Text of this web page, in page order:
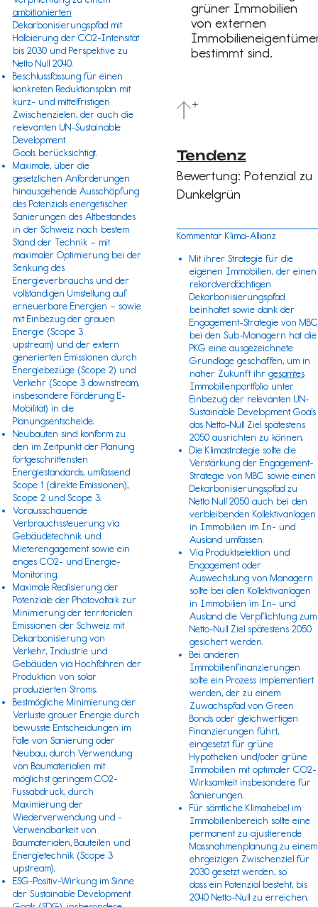
ambitionierten
Dekarbonisierungspfad mit
Halbierung der CO2-Intensität
bis 2030 und Perspektive zu
Netto Null 2040.
Beschlussfassung für einen
konkreten Reduktionsplan mit
kurz- und mittelfristigen
Zwischenzielen, der auch die
relevanten UN-Sustainable
Development
Goalsberücksichtigt.
Maximale, über die
gesetzlichen Anforderungen
hinausgehende Ausschöpfung
des Potenzials energetischer
Sanierungen des Altbestandes
in der Schweiz nach bestem
Stand der Technik – mit
maximaler Optimierung bei der
Senkung des
Energieverbrauchs und der
vollständigen Umstellung auf
erneuerbare Energien – sowie
mit Einbezug der grauen
Energie (Scope 3
upstream) und der extern
generierten Emissionen durch
Energiebezüge (Scope 2) und
Verkehr (Scope 3downstream,
insbesondere Förderung E-
Mobilität) in die
Planungsentscheide.
Neubauten sind konform zu
den im Zeitpunkt der Planung
fortgeschrittensten
Energiestandards, umfassend
Scope 1 (direkte Emissionen),
Scope 2 und Scope 3.
Vorausschauende
Verbrauchssteuerung via
Gebäudetechnik und
Mieterengagement sowie ein
enges CO2- und Energie-
Monitoring.
Maximale Realisierung der
Potenziale der Photovoltaik zur
Minimierung der territorialen
Emissionen der Schweiz mit
Dekarbonisierung von
Verkehr, Industrie und
Gebäuden via Hochfahren der
Produktion von solar
produzierten Stroms.
Bestmögliche Minimierung der
Verluste grauer Energie durch
bewusste Entscheidungen im
Falle von Sanierung oder
Neubau, durch Verwendung
von Baumaterialien mit
möglichst geringem CO2-
Fussabdruck, durch
Maximierung der
Wiederverwendung und -
Verwendbarkeit von
Baumaterialen, Bauteilen und
Energietechnik (Scope 3
upstream).
ESG-Positiv-Wirkung im Sinne
der Sustainable Development
grüner Immobilien
von externen
bestimmt sind.
Tendenz
Bewertung: Potenzial zu
Dunkelgrün
Kommentar Klima-Allianz
Mit ihrer Strategie für die
eigenen Immobilien, der einen
rekordverdächtigen
Dekarbonisierungspfad
beinhaltet sowie dank der
Engagement-Strategie von MBC
bei den Sub-Managern hat die
PKG eine ausgezeichnete
Grundlage geschaffen, um in
naher Zukunft ihr gesamtes
Immobilienportfolio unter
Einbezug der relevanten UN-
Sustainable Development Goals
das Netto-Null Ziel spätestens
2050 ausrichten zu können.
Die Klimastrategie sollte die
Verstärkung der Engagement-
Strategie von MBC sowie einen
Dekarbonisierungspfad zu
Netto Null 2050 auch bei den
verbleibenden Kollektivanlagen
in Immobilien im In- und
Ausland umfassen.
Via Produktselektion und
Engagement oder
Auswechslung von Managern
sollte bei allen Kollektivanlagen
in Immobilien im In- und
Ausland die Verpflichtung zum
Netto-Null Ziel spätestens 2050
gesichert werden.
Bei anderen
Immobilienfinanzierungen
sollte ein Prozess implementiert
werden, der zu einem
Zuwachspfad von Green
Bonds oder gleichwertigen
Finanzierungen führt,
eingesetzt für grüne
Hypotheken und/oder grüne
Immobilien mit optimaler CO2-
Wirksamkeit insbesondere für
Sanierungen.
Für sämtliche Klimahebel im
Immobilienbereich sollte eine
permanent zu ajustierende
Massnahmenplanung zu einem
ehrgeizigen Zwischenziel für
2030 gesetzt werden, so
dass ein Potenzial besteht, bis
2040 Netto-Null zu erreichen.